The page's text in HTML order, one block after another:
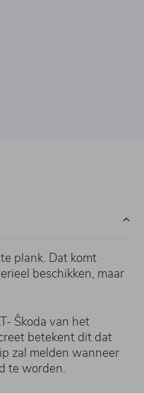
plank. Dat komt
beschikken, maar
Škoda van het
betekent dit dat
zal melden wanneer
te worden.